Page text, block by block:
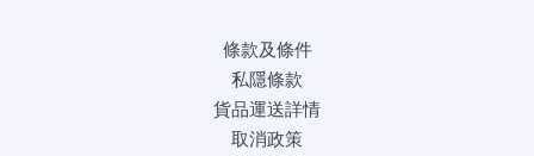
條款及條件
私隱條款
貨品運送詳情
取消政策